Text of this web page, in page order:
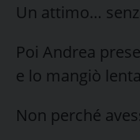
Un attimo…
Poi Andrea
e lo mangiò
Non perché